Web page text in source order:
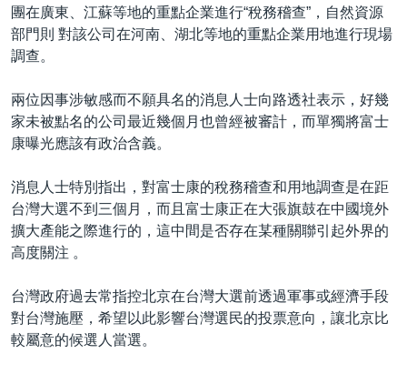
團在廣東、江蘇等地的重點企業進行“稅務稽查”，自然資源
部門則 對該公司在河南、湖北等地的重點企業用地進行現場
調查。
兩位因事涉敏感而不願具名的消息人士向路透社表示，好幾
家未被點名的公司最近幾個月也曾經被審計，而單獨將富士
康曝光應該有政治含義。
消息人士特別指出，對富士康的稅務稽查和用地調查是在距
台灣大選不到三個月，而且富士康正在大張旗鼓在中國境外
擴大產能之際進行的，這中間是否存在某種關聯引起外界的
高度關注 。
台灣政府過去常指控北京在台灣大選前透過軍事或經濟手段
對台灣施壓，希望以此影響台灣選民的投票意向，讓北京比
較屬意的候選人當選。